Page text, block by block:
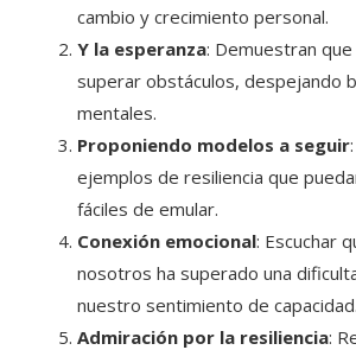
cambio y crecimiento personal.
Y la esperanza: Demuestran
superar obstáculos, despejando
mentales.
Proponiendo modelos a seguir
ejemplos de resiliencia que
fáciles de emular.
Conexión emocional: Escuchar
nosotros ha superado una
nuestro sentimiento de capacidad.
Admiración por la resiliencia: